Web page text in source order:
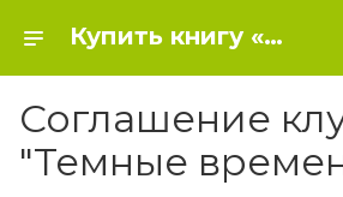
Купить книгу «Соглашение клуба "Темные времена"» 0, Гудман Э. - Не проставлена группа
Соглашение
"Темные